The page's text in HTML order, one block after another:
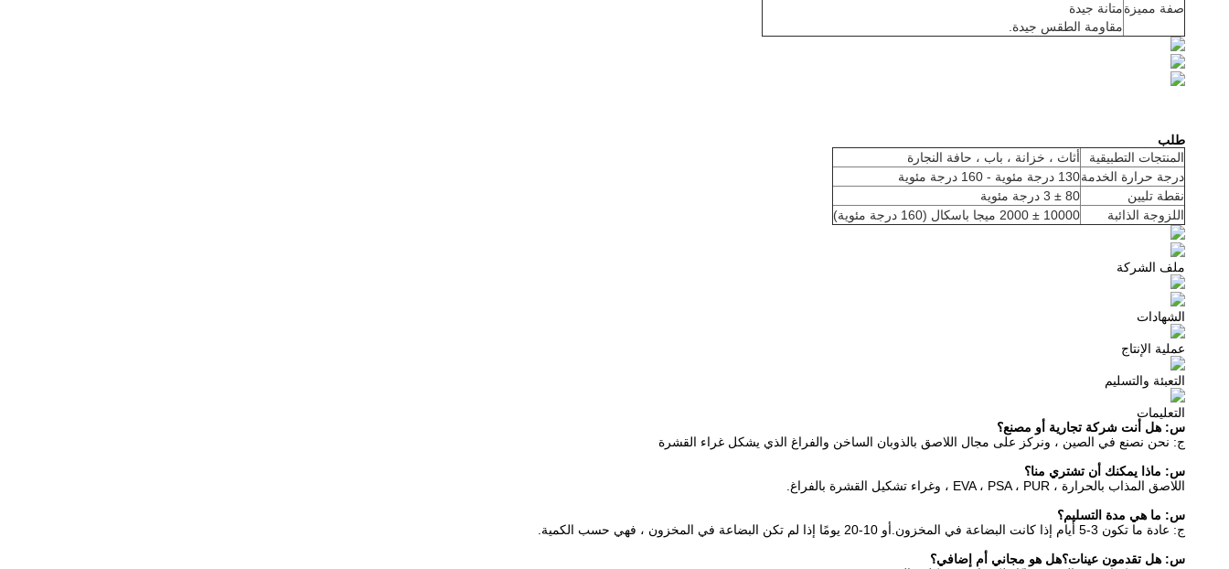
صفة مميزةمتانة جيدة
مقاومة الطقس جيدة.
طلب
المنتجات التطبيقية
أثاث ، خزانة ، باب ، حافة النجارة
درجة حرارة الخدمة130 درجة مئوية - 160 درجة مئوية
نقطة تليين
80 ± 3 درجة مئوية
اللزوجة الذائبة
10000 ± 2000 ميجا باسكال (160 درجة مئوية)
ملف الشركة
الشهادات
عملية الإنتاج
التعبئة والتسليم
التعليمات
س: هل أنت شركة تجارية أو مصنع؟
ج: نحن نصنع في الصين ، ونركز على مجال اللاصق بالذوبان الساخن والفراغ الذي يشكل غراء القشرة
س: ماذا يمكنك أن تشتري منا؟
اللاصق المذاب بالحرارة ، EVA ، PSA ، PUR ، وغراء تشكيل القشرة بالفراغ.
س: ما هي مدة التسليم؟
ج: عادة ما تكون 3-5 أيام إذا كانت البضاعة في المخزون.أو 10-20 يومًا إذا لم تكن البضاعة في المخزون ، فهي حسب الكمية.
س: هل تقدمون عينات؟هل هو مجاني أم إضافي؟